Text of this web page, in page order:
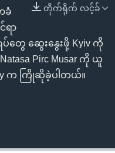
တိုက်ရိုက် လင့်ခ်
ခံ
ရာ
တွေ ဆွေးနွေးဖို့ Kyiv ကို
Pirc Musar ကို ယူ
က ကြိုဆိုခဲ့ပါတယ်။